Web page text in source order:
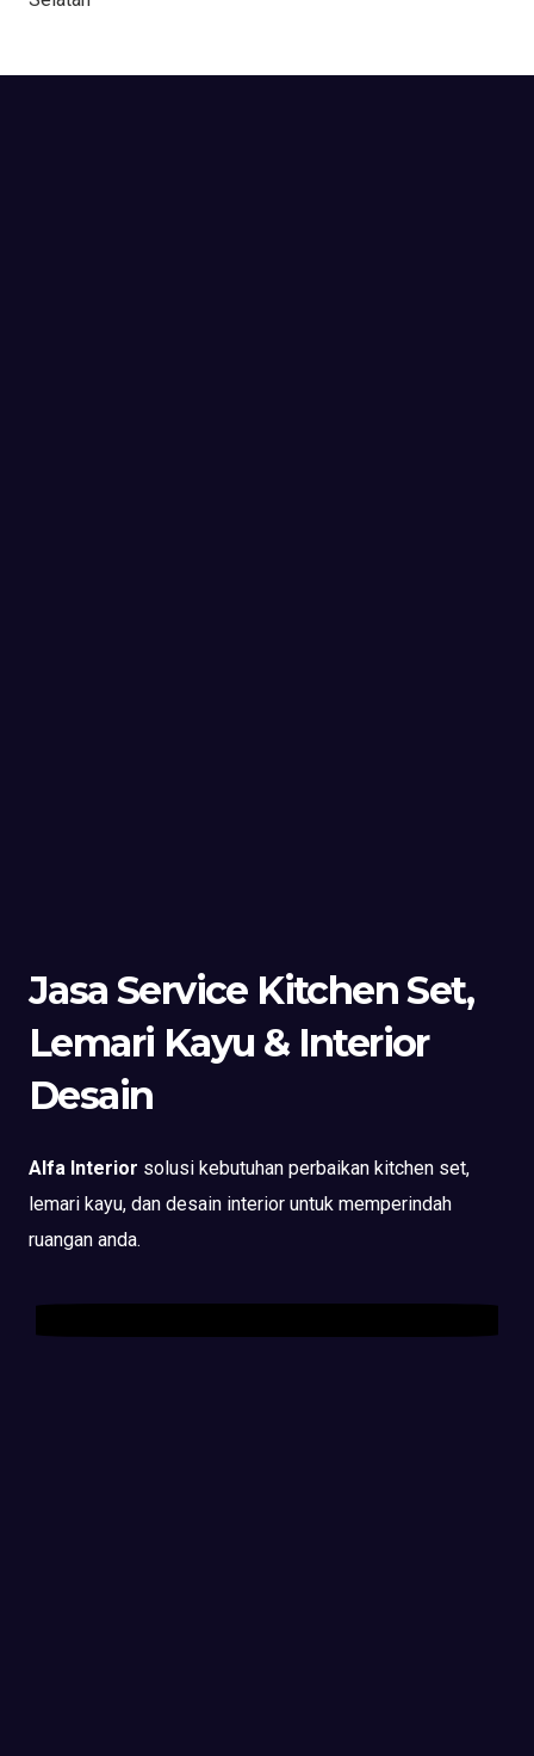
Jasa Service Kitchen Set,
Lemari Kayu & Interior
Desain
Alfa Interior solusi kebutuhan perbaikan kitchen set,
lemari kayu, dan desain interior untuk memperindah
ruangan anda.